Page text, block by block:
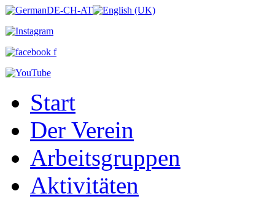
Start
Der Verein
Arbeitsgruppen
Aktivitäten